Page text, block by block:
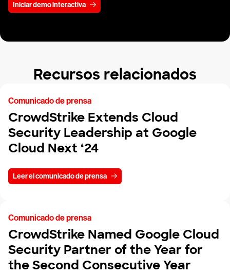
Iniciar demo interactiva
Recursos relacionados
Comunicado de prensa
CrowdStrike Extends Cloud
Security Leadership at Google
Cloud Next ‘24
Leer el comunicado de prensa
Comunicado de prensa
CrowdStrike Named Google Cloud
Security Partner of the Year for
the Second Consecutive Year